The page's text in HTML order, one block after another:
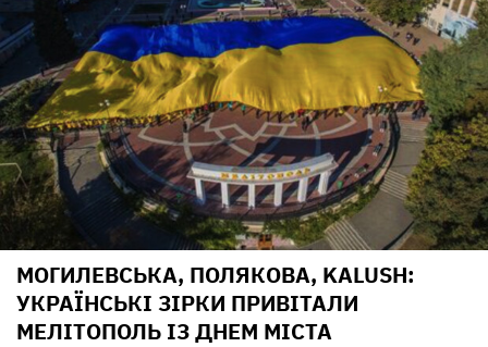
МОГИЛЕВСЬКА, ПОЛЯКОВА, KALUSH:
УКРАЇНСЬКІ ЗІРКИ ПРИВІТАЛИ
МЕЛІТОПОЛЬ ІЗ ДНЕМ МІСТА